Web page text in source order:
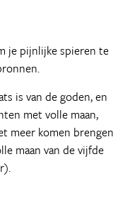
je pijnlijke spieren te
is van de goden, en
met volle maan,
meer komen brengen
maan van de vijfde